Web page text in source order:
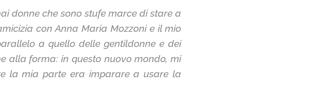
donne che sono stufe marce di stare a
con Anna Maria Mozzoni e il mio
a quello delle gentildonne e dei
alla forma: in questo nuovo mondo, mi
la mia parte era imparare a usare la